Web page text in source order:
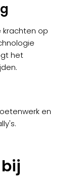
krachten op
het
en